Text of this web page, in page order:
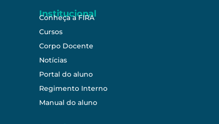
Institucional
Conheça a FIRA
Cursos
Corpo Docente
Notícias
Portal do aluno
Regimento Interno
Manual do aluno